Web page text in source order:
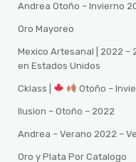
Andrea Otoño – Invierno
Oro Mayoreo
Mexico Artesanal | 2022 –
en Estados Unidos
Cklass | Otoño –
Ilusion – Otoño – 2022
Andrea – Verano 2022 –
Oro y Plata Por Catalogo